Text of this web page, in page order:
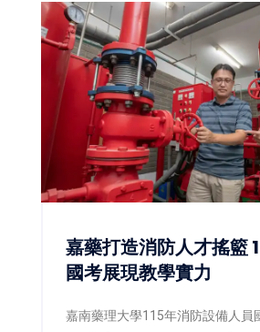
嘉藥打造消防人才搖籃 15人通過
國考展現教學實力
嘉南藥理大學115年消防設備人員